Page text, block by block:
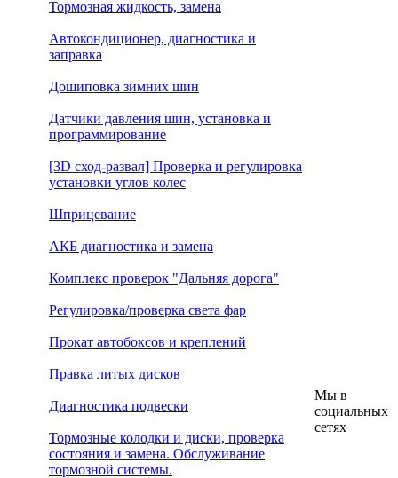
Тормозная жидкость, замена
Автокондиционер, диагностика и
заправка
Дошиповка зимних шин
Датчики давления шин, установка и
программирование
[3D сход-развал] Проверка и регулировка
установки углов колес
Шприцевание
АКБ диагностика и замена
Комплекс проверок "Дальняя дорога"
Регулировка/проверка света фар
Прокат автобоксов и креплений
Правка литых дисков
Диагностика подвески
Тормозные колодки и диски, проверка
состояния и замена. Обслуживание
тормозной системы.
Мы в
социальных
сетях